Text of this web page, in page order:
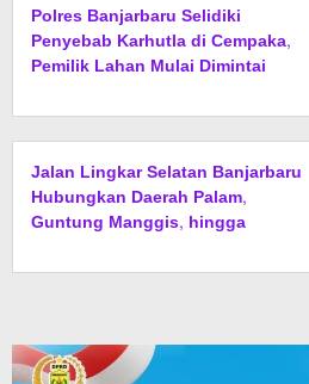
Polres Banjarbaru Selidiki
Penyebab Karhutla di Cempaka,
Pemilik Lahan Mulai Dimintai
Jalan Lingkar Selatan Banjarbaru
Hubungkan Daerah Palam,
Guntung Manggis, hingga
dan Buka Kawasan Baru